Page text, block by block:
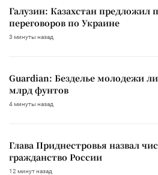
Галузин: Казахстан предложил
переговоров по Украине
3 минуты назад
Guardian: Безделье молодежи
млрд фунтов
4 минуты назад
Глава Приднестровья назвал
гражданство России
12 минут назад